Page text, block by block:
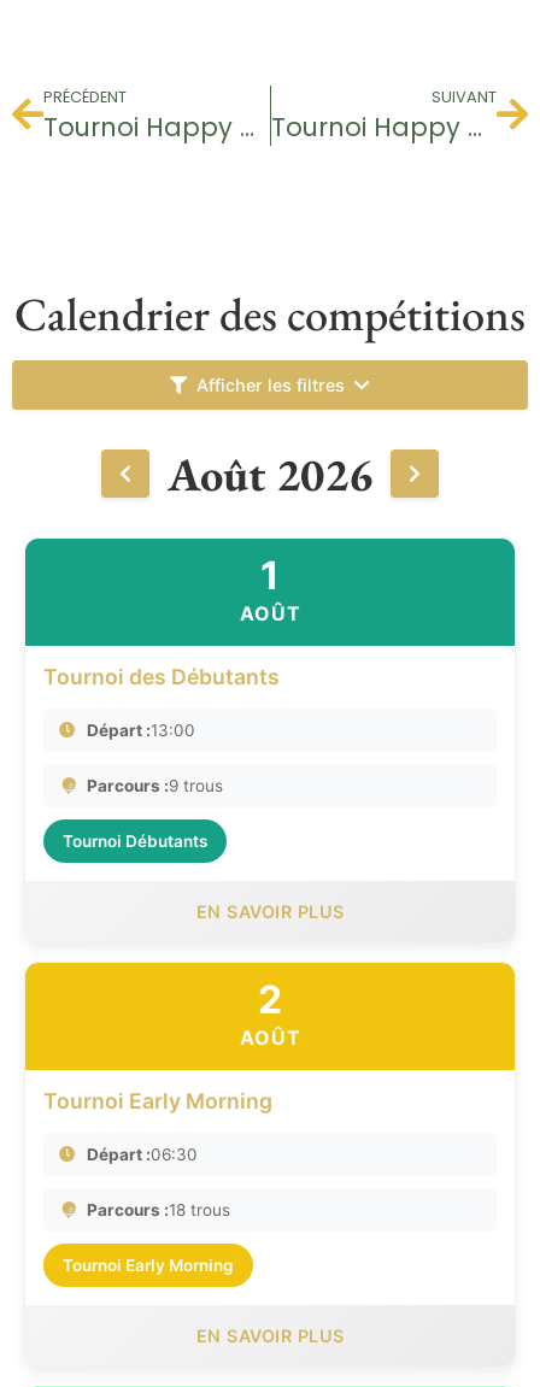
PRÉCÉDENT
Tournoi Happy Week-end
SUIVANT
Tournoi Happy Week-end
Calendrier des compétitions
Afficher les filtres
Août 2026
1
AOÛT
Tournoi des Débutants
Départ :13:00
Parcours :9 trous
Tournoi Débutants
EN SAVOIR PLUS
2
AOÛT
Tournoi Early Morning
Départ :06:30
Parcours :18 trous
Tournoi Early Morning
EN SAVOIR PLUS